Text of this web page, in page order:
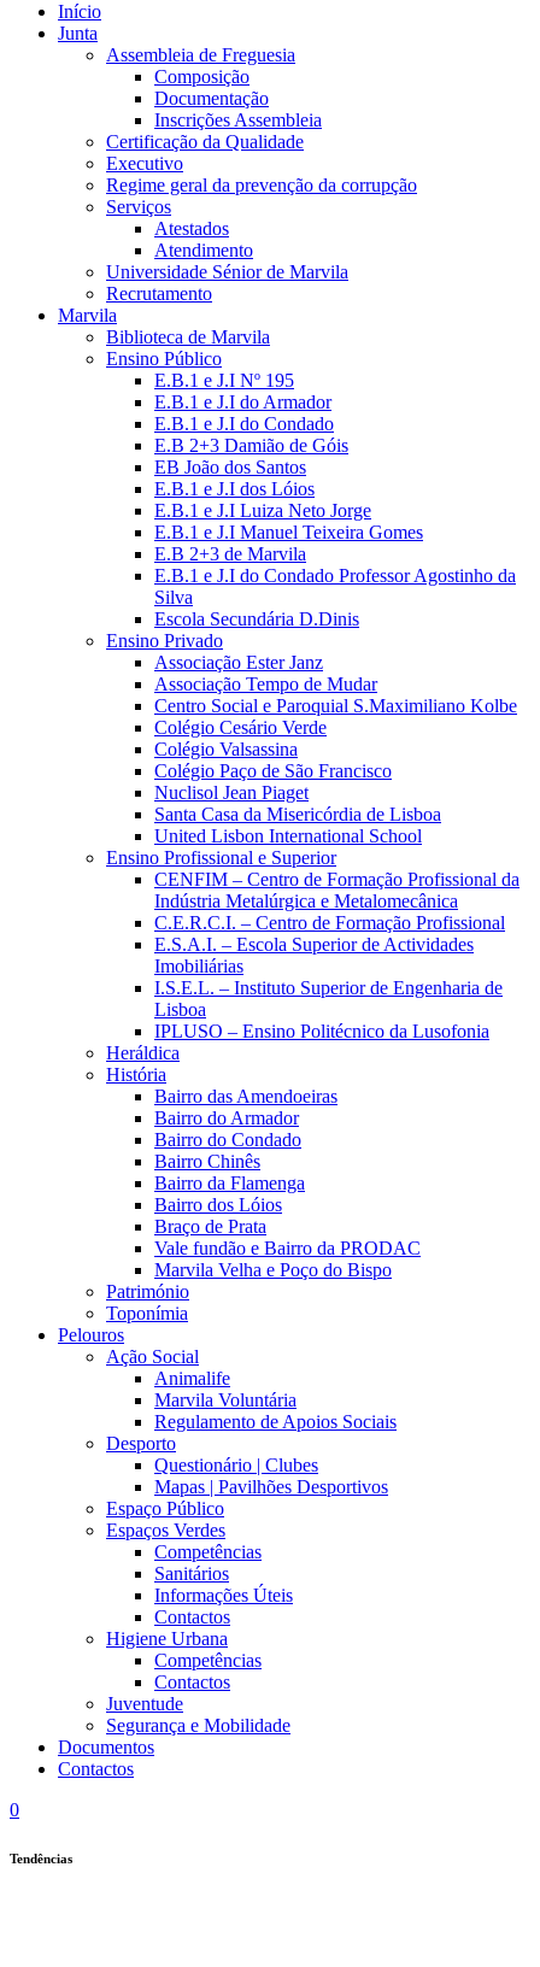
Início
Junta
Assembleia de Freguesia
Composição
Documentação
Inscrições Assembleia
Certificação da Qualidade
Executivo
Regime geral da prevenção da corrupção
Serviços
Atestados
Atendimento
Universidade Sénior de Marvila
Recrutamento
Marvila
Biblioteca de Marvila
Ensino Público
E.B.1 e J.I Nº 195
E.B.1 e J.I do Armador
E.B.1 e J.I do Condado
E.B 2+3 Damião de Góis
EB João dos Santos
E.B.1 e J.I dos Lóios
E.B.1 e J.I Luiza Neto Jorge
E.B.1 e J.I Manuel Teixeira Gomes
E.B 2+3 de Marvila
E.B.1 e J.I do Condado Professor Agostinho da
Silva
Escola Secundária D.Dinis
Ensino Privado
Associação Ester Janz
Associação Tempo de Mudar
Centro Social e Paroquial S.Maximiliano Kolbe
Colégio Cesário Verde
Colégio Valsassina
Colégio Paço de São Francisco
Nuclisol Jean Piaget
Santa Casa da Misericórdia de Lisboa
United Lisbon International School
Ensino Profissional e Superior
CENFIM – Centro de Formação Profissional da
Indústria Metalúrgica e Metalomecânica
C.E.R.C.I. – Centro de Formação Profissional
E.S.A.I. – Escola Superior de Actividades
Imobiliárias
I.S.E.L. – Instituto Superior de Engenharia de
Lisboa
IPLUSO – Ensino Politécnico da Lusofonia
Heráldica
História
Bairro das Amendoeiras
Bairro do Armador
Bairro do Condado
Bairro Chinês
Bairro da Flamenga
Bairro dos Lóios
Braço de Prata
Vale fundão e Bairro da PRODAC
Marvila Velha e Poço do Bispo
Património
Toponímia
Pelouros
Ação Social
Animalife
Marvila Voluntária
Regulamento de Apoios Sociais
Desporto
Questionário | Clubes
Mapas | Pavilhões Desportivos
Espaço Público
Espaços Verdes
Competências
Sanitários
Informações Úteis
Contactos
Higiene Urbana
Competências
Contactos
Juventude
Segurança e Mobilidade
Documentos
Contactos
0
Tendências